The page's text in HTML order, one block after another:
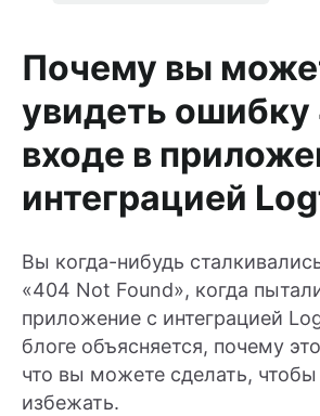
Почему вы
увидеть
входе в
интеграцией
Вы когда-нибудь
«404 Not Found», когда
приложение с интеграцией
блоге объясняется, почему
что вы можете сделать, чтобы
избежать.